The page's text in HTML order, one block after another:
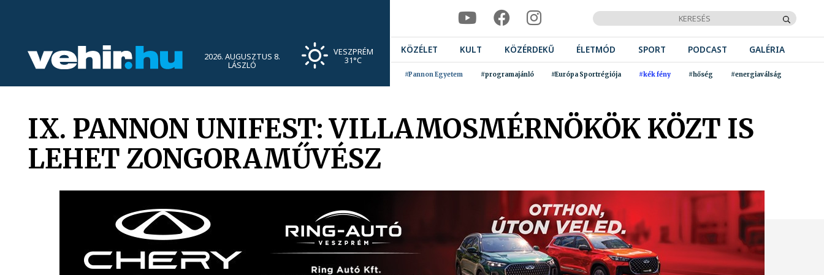
2026. AUGUSZTUS 8.
LÁSZLÓ
VESZPRÉM
31°C
KÖZÉLET KULT KÖZÉRDEKŰ ÉLETMÓD SPORT PODCAST GALÉRIA
#Pannon Egyetem #programajánló #Európa Sportrégiója #kék fény #hőség #energiaválság
IX. PANNON UNIFEST: VILLAMOSMÉRNÖKÖK KÖZT IS
LEHET ZONGORAMŰVÉSZ